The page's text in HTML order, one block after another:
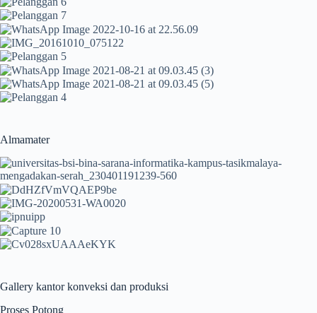
Almamater
Gallery kantor konveksi dan produksi
Proses Potong